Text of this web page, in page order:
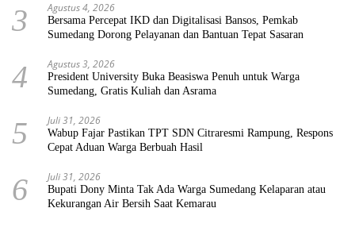
3 Agustus 4, 2026
Bersama Percepat IKD dan Digitalisasi Bansos, Pemkab
Sumedang Dorong Pelayanan dan Bantuan Tepat Sasaran
4 Agustus 3, 2026
President University Buka Beasiswa Penuh untuk Warga
Sumedang, Gratis Kuliah dan Asrama
5 Juli 31, 2026
Wabup Fajar Pastikan TPT SDN Citraresmi Rampung, Respons
Cepat Aduan Warga Berbuah Hasil
6 Juli 31, 2026
Bupati Dony Minta Tak Ada Warga Sumedang Kelaparan atau
Kekurangan Air Bersih Saat Kemarau